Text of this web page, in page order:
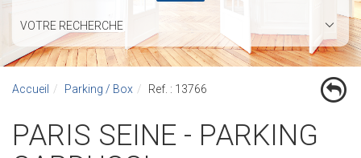
VOTRE RECHERCHE
Accueil Parking / Box Ref. : 13766
PARIS SEINE - PARKING